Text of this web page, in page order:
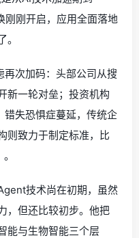
刚开启，应用全面落地
次加码：头部公司从搜
新一轮对垒；投资机构
错失恐惧症蔓延，传统企
则致力于制定标准，比
技术尚在初期，虽然
，但还比较初步。他把
能与生物智能三个层